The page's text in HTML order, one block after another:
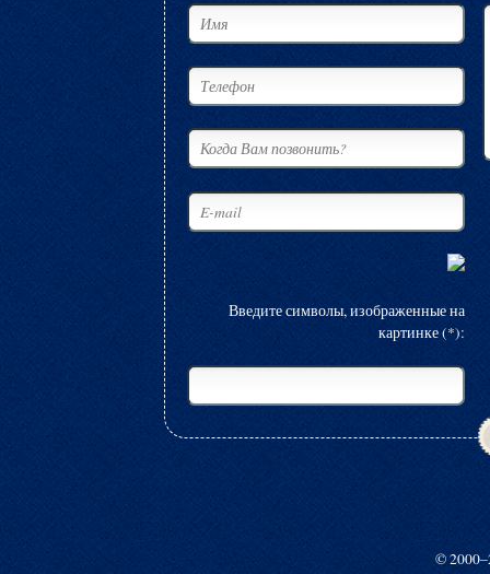
Введите символы, изображенные на
картинке (*):
©